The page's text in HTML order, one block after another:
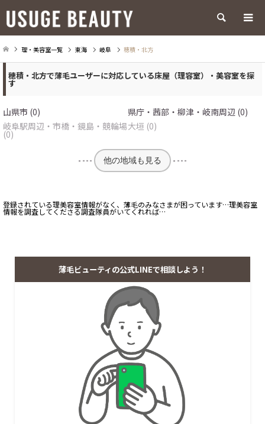
検索
理・美容室一覧 東海 岐阜 穂積・北方
穂積・北方で薄毛ユーザーに対応している床屋（理容室）・美容室を探
す
山県市 (0)
県庁・茜部・柳津・岐南周辺 (0)
岐阜駅周辺・市橋・鏡島・競輪場
(0)
大垣 (0)
他の地域も見る
登録されている理美容室情報がなく、薄毛のみなさまが困っています…理美容室
情報を調査してくださる調査隊員がいてくれれば…
薄毛ビューティの公式LINEで相談しよう！